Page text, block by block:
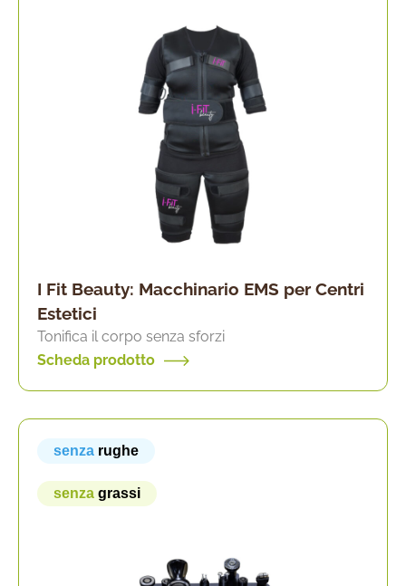
I Fit Beauty: Macchinario EMS per Centri
Estetici
Tonifica il corpo senza sforzi
Scheda prodotto
senza rughe
senza grassi